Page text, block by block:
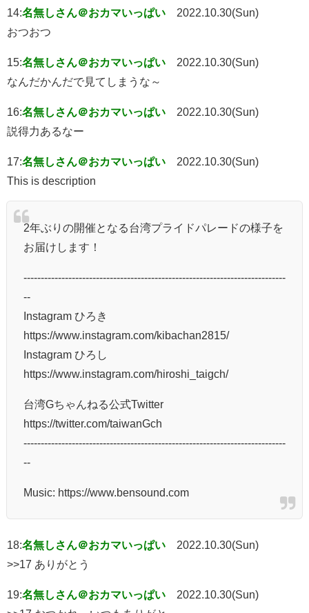
14:名無しさん＠おカマいっぱい
2022.10.30(Sun)
おつおつ
15:名無しさん＠おカマいっぱい
2022.10.30(Sun)
なんだかんだで見てしまうな～
16:名無しさん＠おカマいっぱい
2022.10.30(Sun)
説得力あるなー
17:名無しさん＠おカマいっぱい
2022.10.30(Sun)
This is description
2年ぶりの開催となる台湾プライドパレードの様子を
お届けします！
----------------------------------------------------------------------------
--
Instagram ひろき
https://www.instagram.com/kibachan2815/
Instagram ひろし
https://www.instagram.com/hiroshi_taigch/
台湾Gちゃんねる公式Twitter
https://twitter.com/taiwanGch
----------------------------------------------------------------------------
--
Music: https://www.bensound.com
18:名無しさん＠おカマいっぱい
2022.10.30(Sun)
>>17 ありがとう
19:名無しさん＠おカマいっぱい
2022.10.30(Sun)